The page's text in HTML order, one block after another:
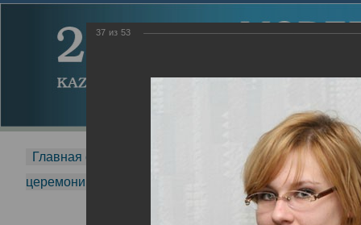
Главная страница - Международная
церемонии вручения премии Zavoisky Award - 2006 г.
37 из 53